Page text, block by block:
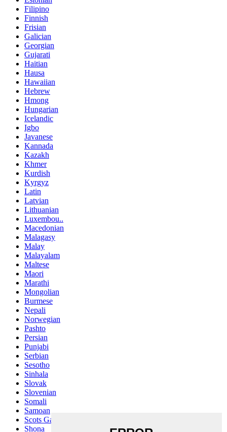
Filipino
Finnish
Frisian
Galician
Georgian
Gujarati
Haitian
Hausa
Hawaiian
Hebrew
Hmong
Hungarian
Icelandic
Igbo
Javanese
Kannada
Kazakh
Khmer
Kurdish
Kyrgyz
Latin
Latvian
Lithuanian
Luxembou..
Macedonian
Malagasy
Malay
Malayalam
Maltese
Maori
Marathi
Mongolian
Burmese
Nepali
Norwegian
Pashto
Persian
Punjabi
Serbian
Sesotho
Sinhala
Slovak
Slovenian
Somali
Samoan
Scots Gaelic
Shona